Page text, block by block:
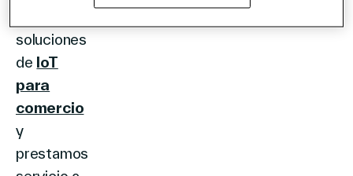
soluciones
de IoT
para
comercio
y
prestamos